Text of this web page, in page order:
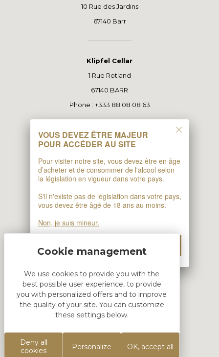
10 Rue des Jardins
67140 Barr
Klipfel Cellar
1 Rue Rotland
67140 BARR
Phone : +333 88 08 08 63
Click & Collect
HTML DEMO
This is block html
Réalisation Koredge
We use cookies to provide you with the
best possible user experience, to provide
you with personalized offers and to improve
the quality of your site. You can customize
these settings below.
OK, accept all
Deny all
cookies
Personalize
VOUS DEVEZ ÊTRE MAJEUR
POUR ACCÉDER AU SITE
Pour visiter notre site, vous devez être en âge
d’acheter et de consommer de l'alcool selon
la législation en vigueur dans votre pays.
S'il n'existe pas de législation dans votre pays,
vous devez être âgé de 18 ans au moins.
Non, je suis mineur.
Oui, j'ai l'âge requis